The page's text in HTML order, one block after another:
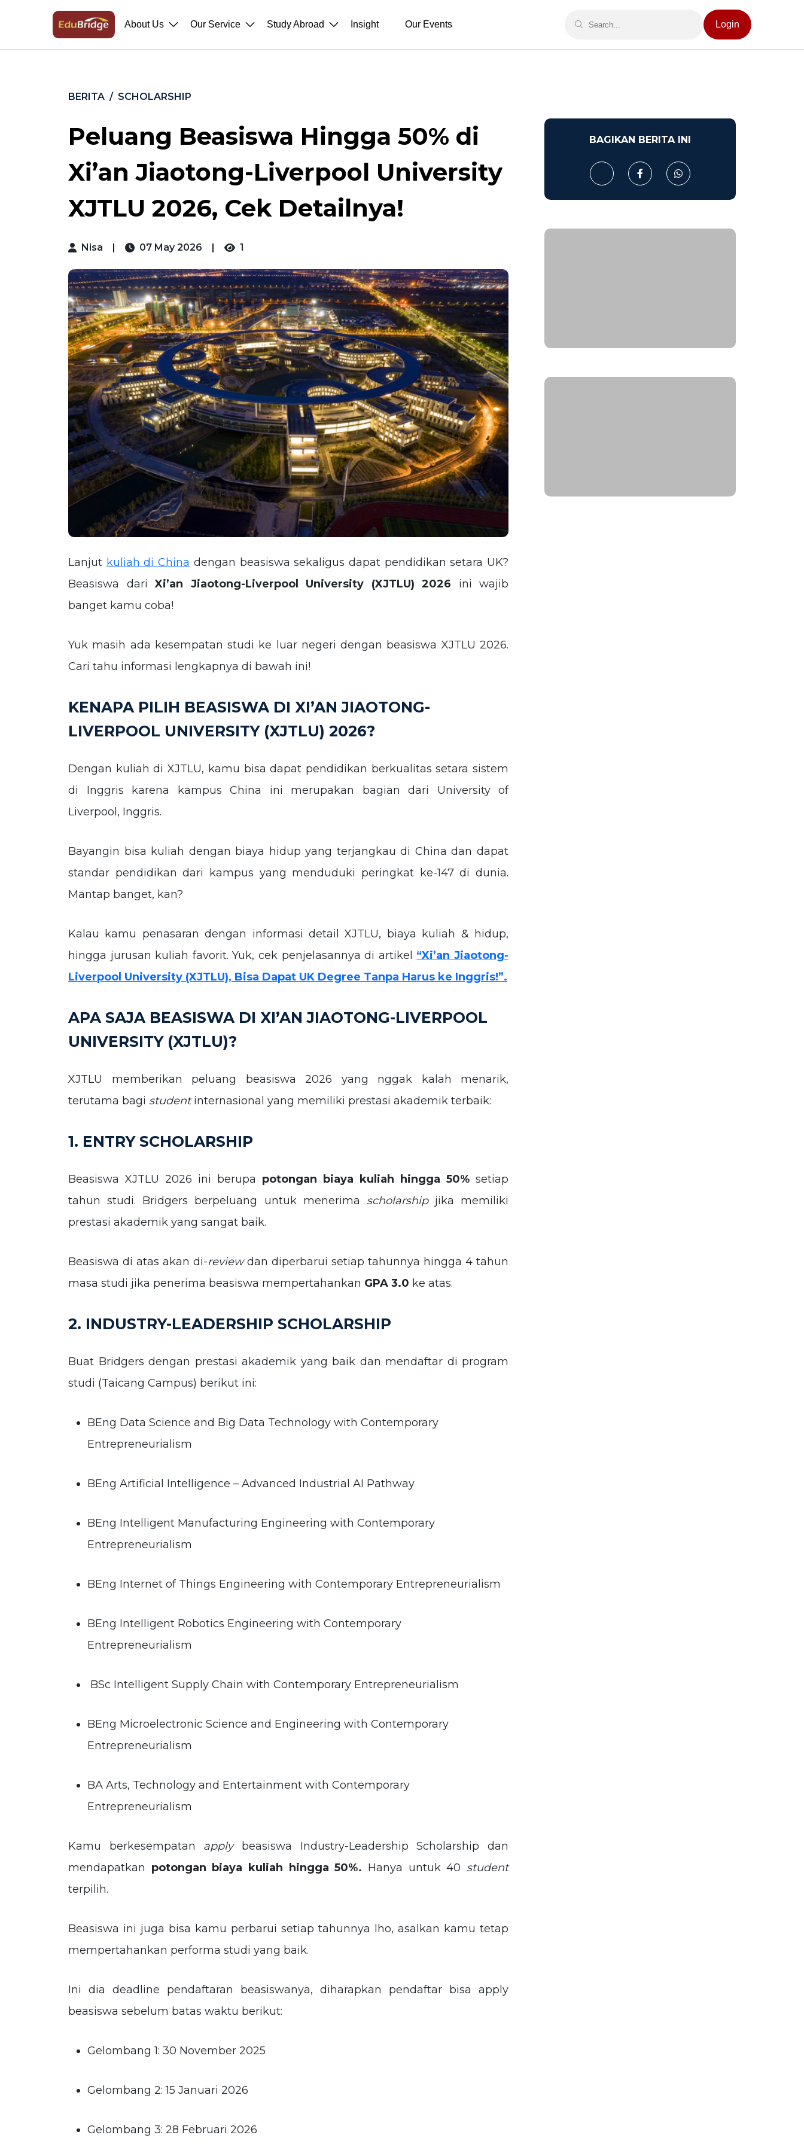
About Us Our Service Study Abroad Insight Our Events Login
BERITA SCHOLARSHIP
Peluang Beasiswa Hingga 50% di
Xi’an Jiaotong-Liverpool University
XJTLU 2026, Cek Detailnya!
Nisa | 07 May 2026 | 1
Lanjut kuliah di China dengan beasiswa sekaligus dapat pendidikan setara UK?
Beasiswa dariXi’an Jiaotong-Liverpool University (XJTLU) 2026 ini wajib
banget kamu coba!
Yuk masih ada kesempatan studi ke luar negeri dengan beasiswa XJTLU 2026.
Cari tahu informasi lengkapnya di bawah ini!
KENAPA PILIH BEASISWA DI XI’AN JIAOTONG-
LIVERPOOL UNIVERSITY (XJTLU) 2026?
Dengan kuliah di XJTLU, kamu bisa dapat pendidikan berkualitas setara sistem
di Inggris karena kampus China ini merupakan bagian dari University of
Liverpool, Inggris.
Bayangin bisa kuliah dengan biaya hidup yang terjangkau di China dan dapat
standar pendidikan dari kampus yang menduduki peringkat ke-147 di dunia.
Mantap banget, kan?
Kalau kamu penasaran dengan informasi detail XJTLU, biaya kuliah & hidup,
hingga jurusan kuliah favorit. Yuk, cek penjelasannya di artikel “Xi’an Jiaotong-
Liverpool University (XJTLU), Bisa Dapat UK Degree Tanpa Harus ke Inggris!”.
APA SAJA BEASISWA DI XI’AN JIAOTONG-LIVERPOOL
UNIVERSITY (XJTLU)?
XJTLU memberikan peluang beasiswa 2026 yang nggak kalah menarik,
terutama bagi studentinternasional yang memiliki prestasi akademik terbaik:
1. ENTRY SCHOLARSHIP
Beasiswa XJTLU 2026 ini berupa potongan biaya kuliah hingga 50% setiap
tahun studi. Bridgers berpeluang untuk menerima scholarshipjika memiliki
prestasi akademik yang sangat baik.
Beasiswa di atas akan di-reviewdan diperbarui setiap tahunnya hingga 4 tahun
masa studi jika penerima beasiswa mempertahankan GPA 3.0 ke atas.
2. INDUSTRY-LEADERSHIP SCHOLARSHIP
Buat Bridgers dengan prestasi akademik yang baik dan mendaftar di program
studi (Taicang Campus) berikut ini:
BEng Data Science and Big Data Technology with Contemporary
Entrepreneurialism
BEng Artificial Intelligence – Advanced Industrial AI Pathway
BEng Intelligent Manufacturing Engineering with Contemporary
Entrepreneurialism
BEng Internet of Things Engineering with Contemporary Entrepreneurialism
BEng Intelligent Robotics Engineering with Contemporary
Entrepreneurialism
BSc Intelligent Supply Chain with Contemporary Entrepreneurialism
BEng Microelectronic Science and Engineering with Contemporary
Entrepreneurialism
BA Arts, Technology and Entertainment with Contemporary
Entrepreneurialism
Kamu berkesempatan applybeasiswa Industry-Leadership Scholarship dan
mendapatkan potongan biaya kuliah hingga 50%. Hanya untuk 40 student
terpilih.
Beasiswa ini juga bisa kamu perbarui setiap tahunnya lho, asalkan kamu tetap
mempertahankan performa studi yang baik.
Ini dia deadline pendaftaran beasiswanya, diharapkan pendaftar bisa apply
beasiswa sebelum batas waktu berikut:
Gelombang 1: 30 November 2025
Gelombang 2: 15 Januari 2026
Gelombang 3: 28 Februari 2026
BAGIKAN BERITA INI